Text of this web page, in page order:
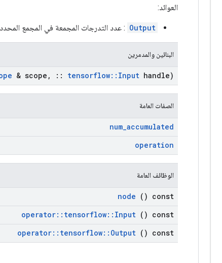
العوائد:
Output : عدد التدرجات المجمعة في المجمع
البنائين والمدمرين
& scope , :: tensorflow:: Input handle)
الصفات العامة
num_accumulated
operation
الوظائف العامة
node () const
operator:: tensorflow:: Input () const
operator:: tensorflow:: Output () const